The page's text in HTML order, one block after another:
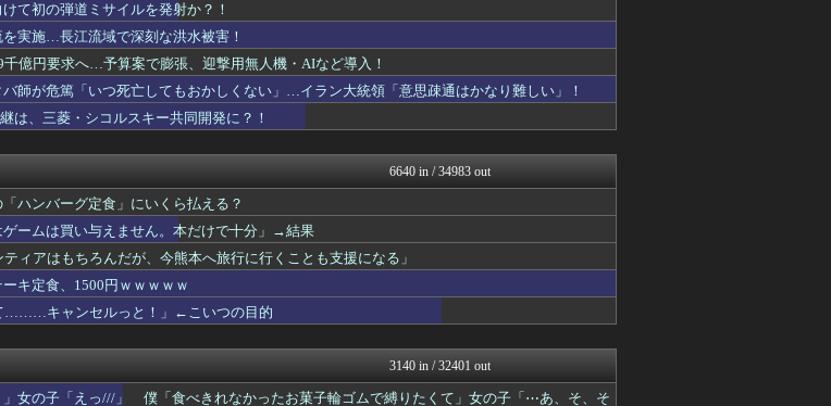
お姉さんがにっこり」を撮影、だがお姉さん...
踏むな！」→広島県民「お前らの方が汚いん...
ゴタゴタシタニュース
よる記者会見問題、ラブホテルからの参加だ...
おーるじゃんる
・・・
ニュース30over
けるコスプレや軍装の禁止を発表
日本第一！ニュース録
しすぎる！と話題に、自身の子供を餓死する...
U-1 NEWS.
】海外では人気なのに…韓国国内で消えゆ...
反日愚国 恨寓瘻
倍増させる計画 6機種投入か
理想ちゃんねる
希望』を与えてしまうｗｗｗｗ
本の被災地からエアコン室外機を窃盗する極...
りゅう氏の豚汁炊き出しに各所に苦情殺到 ...
政経ワロスまとめニュース♪
戦へ！！！
あじあニュースちゃんねる
にも入れないヤツは運転すんな！法律を改...
ゃ切れられた
ふぇー速
ｗｗｗｗｗｗｗｗｗｗｗｗｗｗｗｗ
まとめたニュース
けど…」消費減税で値下がりする分と同じだ...
常識的に考えた
性、熱中症になる
ニュース30over
て初の弾道ミサイルを発射か？！
実施…長江流域で深刻な洪水被害！
億円要求へ…予算案で膨張、迎撃用無人機・AIなど導入！
師が危篤「いつ死亡してもおかしくない」…イラン大統領「意思疎通はかなり難しい」！
は、三菱・シコルスキー共同開発に？！
6640 in / 34983 out
「ハンバーグ定食」にいくら払える？
ゲームは買い与えません。本だけで十分」→結果
ィアはもちろんだが、今熊本へ旅行に行くことも支援になる」
キ定食、1500円ｗｗｗｗｗ
………キャンセルっと！」←こいつの目的
3140 in / 32401 out
」女の子「えっ///」 僕「食べきれなかったお菓子輪ゴムで縛りたくて」女の子「⋯あ、そ、そ